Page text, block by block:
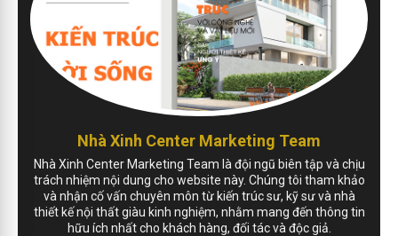
Nhà Xinh Center Marketing Team
Nhà Xinh Center Marketing Team là đội ngũ biên tập và chịu
trách nhiệm nội dung cho website này. Chúng tôi tham khảo
và nhận cố vấn chuyên môn từ kiến trúc sư, kỹ sư và nhà
thiết kế nội thất giàu kinh nghiệm, nhằm mang đến thông tin
hữu ích nhất cho khách hàng, đối tác và độc giả.